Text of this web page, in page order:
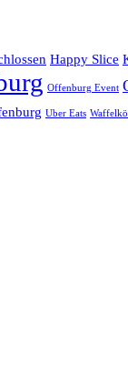
Happy Slice
Offenburg Event
Uber Eats